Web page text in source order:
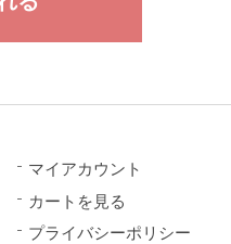
マイアカウント
カートを見る
プライバシーポリシー